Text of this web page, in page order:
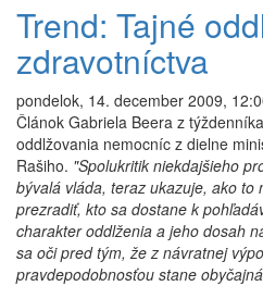
Trend: Tajné
zdravotníctva
pondelok, 14. december 2009,
Článok Gabriela Beera z
oddlžovania nemocníc z dielne
Rašiho. "Spolukritik niekdajšieho
bývalá vláda, teraz ukazuje, ako to
prezradiť, kto sa dostane k
charakter oddlženia a jeho dosah
sa oči pred tým, že z návratnej
pravdepodobnosťou stane